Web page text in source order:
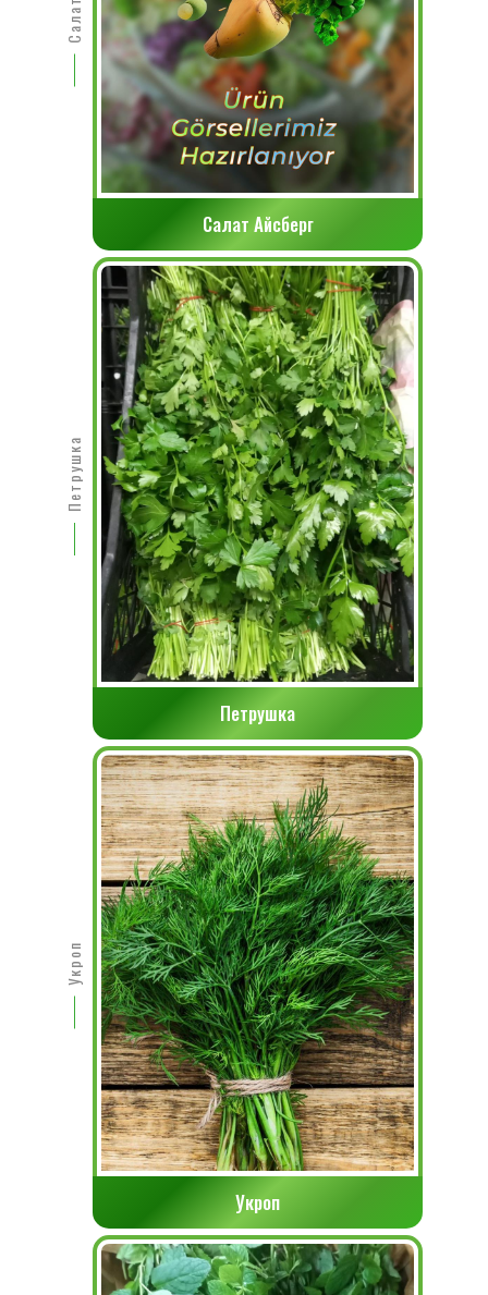
Салат Айсберг
Петрушка
Петрушка
Укроп
Укроп